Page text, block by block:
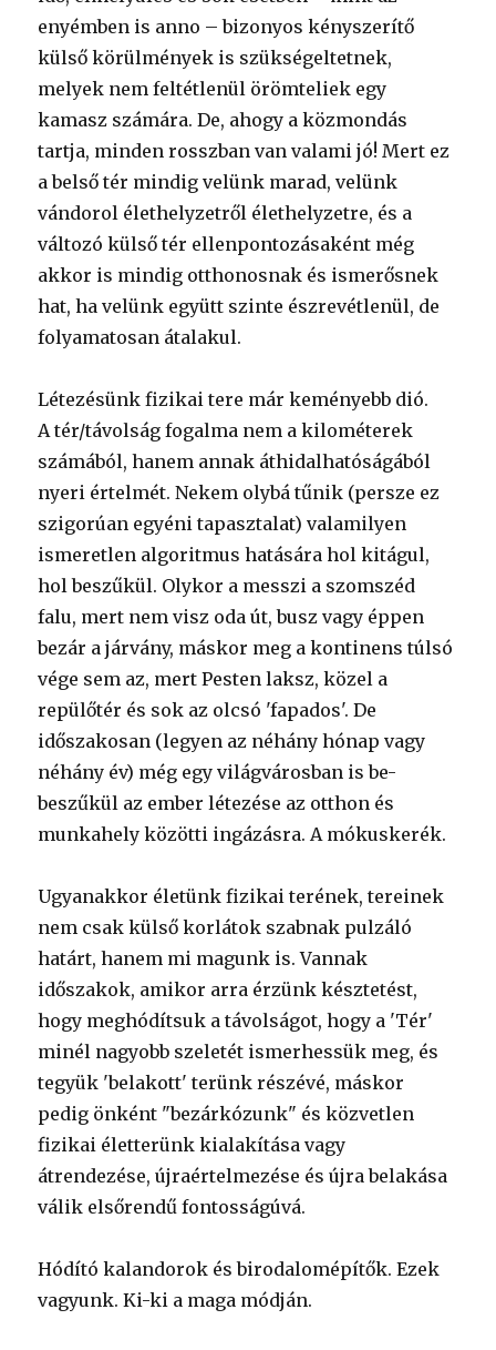
enyémben is anno – bizonyos kényszerítő
külső körülmények is szükségeltetnek,
melyek nem feltétlenül örömteliek egy
kamasz számára. De, ahogy a közmondás
tartja, minden rosszban van valami jó! Mert ez
a belső tér mindig velünk marad, velünk
vándorol élethelyzetről élethelyzetre, és a
változó külső tér ellenpontozásaként még
akkor is mindig otthonosnak és ismerősnek
hat, ha velünk együtt szinte észrevétlenül, de
folyamatosan átalakul.
Létezésünk fizikai tere már keményebb dió.
A tér/távolság fogalma nem a kilométerek
számából, hanem annak áthidalhatóságából
nyeri értelmét. Nekem olybá tűnik (persze ez
szigorúan egyéni tapasztalat) valamilyen
ismeretlen algoritmus hatására hol kitágul,
hol beszűkül. Olykor a messzi a szomszéd
falu, mert nem visz oda út, busz vagy éppen
bezár a járvány, máskor meg a kontinens túlsó
vége sem az, mert Pesten laksz, közel a
repülőtér és sok az olcsó 'fapados'. De
időszakosan (legyen az néhány hónap vagy
néhány év) még egy világvárosban is be-
beszűkül az ember létezése az otthon és
munkahely közötti ingázásra. A mókuskerék.
Ugyanakkor életünk fizikai terének, tereinek
nem csak külső korlátok szabnak pulzáló
határt, hanem mi magunk is. Vannak
időszakok, amikor arra érzünk késztetést,
hogy meghódítsuk a távolságot, hogy a 'Tér'
minél nagyobb szeletét ismerhessük meg, és
tegyük 'belakott' terünk részévé, máskor
pedig önként "bezárkózunk" és közvetlen
fizikai életterünk kialakítása vagy
átrendezése, újraértelmezése és újra belakása
válik elsőrendű fontosságúvá.
Hódító kalandorok és birodalomépítők. Ezek
vagyunk. Ki-ki a maga módján.